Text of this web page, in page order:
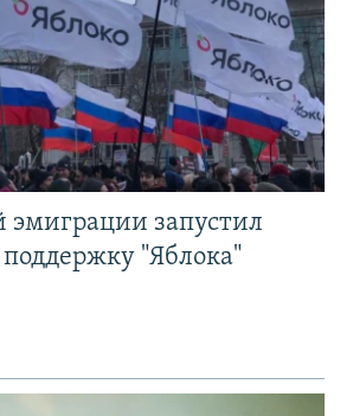
эмиграции запустил
"Яблока"